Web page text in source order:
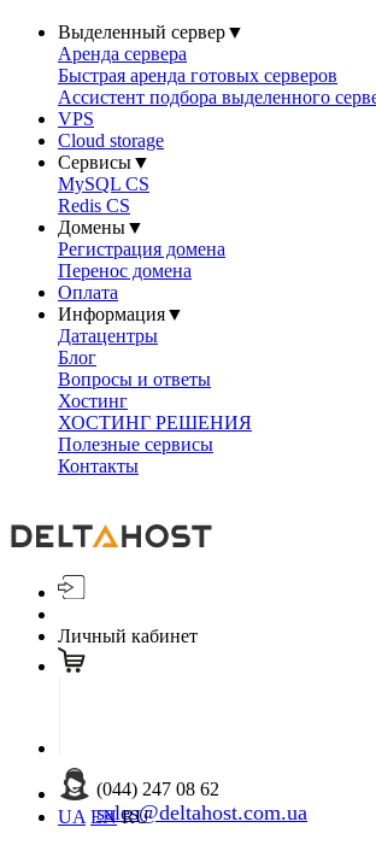
Выделенный сервер▼
Аренда сервера
Быстрая аренда готовых серверов
Ассистент подбора выделенного
VPS
Cloud storage
Сервисы▼
MySQL CS
Redis CS
Домены▼
Регистрация домена
Перенос домена
Оплата
Информация▼
Датацентры
Блог
Вопросы и ответы
Хостинг
ХОСТИНГ РЕШЕНИЯ
Полезные сервисы
Контакты
Личный кабинет
(044) 247 08 62
sales@deltahost.com.ua
UA EN RU